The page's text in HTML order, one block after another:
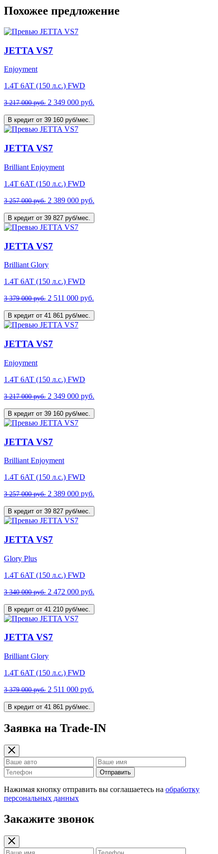
Похожее предложение
JETTA VS7
Enjoyment
1.4T 6AT (150 л.с.) FWD
3 217 000 руб. 2 349 000 руб.
В кредит от 39 160 руб/мес.
JETTA VS7
Brilliant Enjoyment
1.4T 6AT (150 л.с.) FWD
3 257 000 руб. 2 389 000 руб.
В кредит от 39 827 руб/мес.
JETTA VS7
Brilliant Glory
1.4T 6AT (150 л.с.) FWD
3 379 000 руб. 2 511 000 руб.
В кредит от 41 861 руб/мес.
JETTA VS7
Enjoyment
1.4T 6AT (150 л.с.) FWD
3 217 000 руб. 2 349 000 руб.
В кредит от 39 160 руб/мес.
JETTA VS7
Brilliant Enjoyment
1.4T 6AT (150 л.с.) FWD
3 257 000 руб. 2 389 000 руб.
В кредит от 39 827 руб/мес.
JETTA VS7
Glory Plus
1.4T 6AT (150 л.с.) FWD
3 340 000 руб. 2 472 000 руб.
В кредит от 41 210 руб/мес.
JETTA VS7
Brilliant Glory
1.4T 6AT (150 л.с.) FWD
3 379 000 руб. 2 511 000 руб.
В кредит от 41 861 руб/мес.
Заявка на Trade-IN
Отправить
Нажимая кнопку отправить вы соглашаетесь на обработку
персональных данных
Закажите звонок